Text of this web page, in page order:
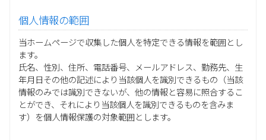
個人情報の範囲
当ホームページで収集した個人を特定できる情報を範囲とし
ます。
氏名、性別、住所、電話番号、メールアドレス、勤務先、生
年月日その他の記述により当該個人を識別できるもの（当該
情報のみでは識別できないが、他の情報と容易に照合するこ
とができ、それにより当該個人を識別できるものを含みま
す）を個人情報保護の対象範囲とします。